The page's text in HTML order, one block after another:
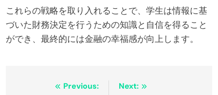
これらの戦略を取り入れることで、学生は情報に基
づいた財務決定を行うための知識と自信を得ること
ができ、最終的には金融の幸福感が向上します。
Previous:
Next: